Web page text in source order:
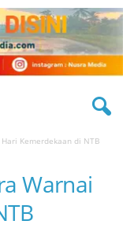
Kemerdekaan di NTB
Warnai